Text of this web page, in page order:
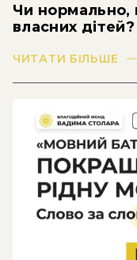
Чи нормально,
власних дітей?
ЧИТАТИ БІЛЬШЕ